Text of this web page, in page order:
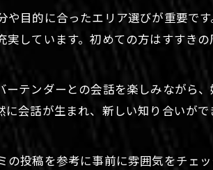
北海道札幌市ならではの落ち着くバー
札幌市のバー巡りで重視したい雰囲気
札幌市のバーで自然な出会いを楽しむ
フレンドリーなバーで広がる交流の輪
北海道札幌市のバーで人脈を増やす楽
目的に合ったエリア選びが重要で
しています。初めての方はすすき
テンダーとの会話を楽しみながら
会話が生まれ、新しい知り合いが
投稿を参考に事前に雰囲気をチェ